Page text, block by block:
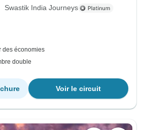
Swastik India Journeys
des économies
double
Voir le circuit